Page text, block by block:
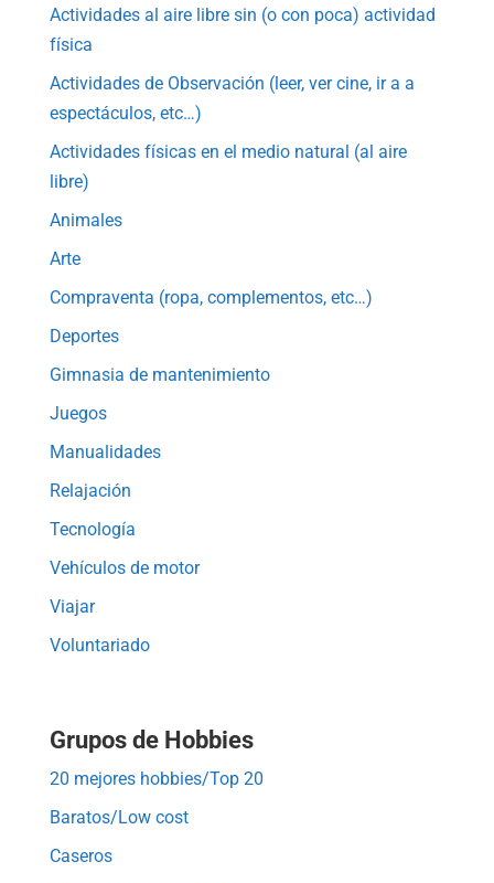
Actividades al aire libre sin (o con poca) actividad
física
Actividades de Observación (leer, ver cine, ir a a
espectáculos, etc…)
Actividades físicas en el medio natural (al aire
libre)
Animales
Arte
Compraventa (ropa, complementos, etc…)
Deportes
Gimnasia de mantenimiento
Juegos
Manualidades
Relajación
Tecnología
Vehículos de motor
Viajar
Voluntariado
Grupos de Hobbies
20 mejores hobbies/Top 20
Baratos/Low cost
Caseros